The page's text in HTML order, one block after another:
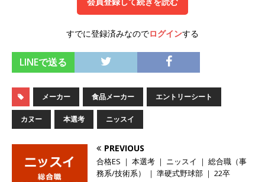
50％以上の製品保有!! ｜ 一眼レフ大手メーカー
全てと取引する国内トップシェアのマグネシウム
均6ヶ月以上 ｜ ミツワ電機工業
用企業
[ 2026年5月14日 ] 【 28卒 ｜ 書類選考自動合
格!! 】 需要が伸び続ける安定したリフォーム業界
の専門商社 ｜ 大手メーカーとも取引多数!! ｜ 30
歳までは個人の成績に関わらず昇給を約束 ｜ ソ
会員登録して続きを読む
すでに登録済みなのでログインする
LINEで送る
メーカー 食品メーカー エントリーシート
カヌー 本選考 ニッスイ
PREVIOUS
合格ES ｜ 本選考 ｜ ニッスイ ｜ 総合職（事
務系/技術系） ｜ 準硬式野球部 ｜ 22卒